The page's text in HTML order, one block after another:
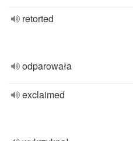
retorted
odparowała
exclaimed